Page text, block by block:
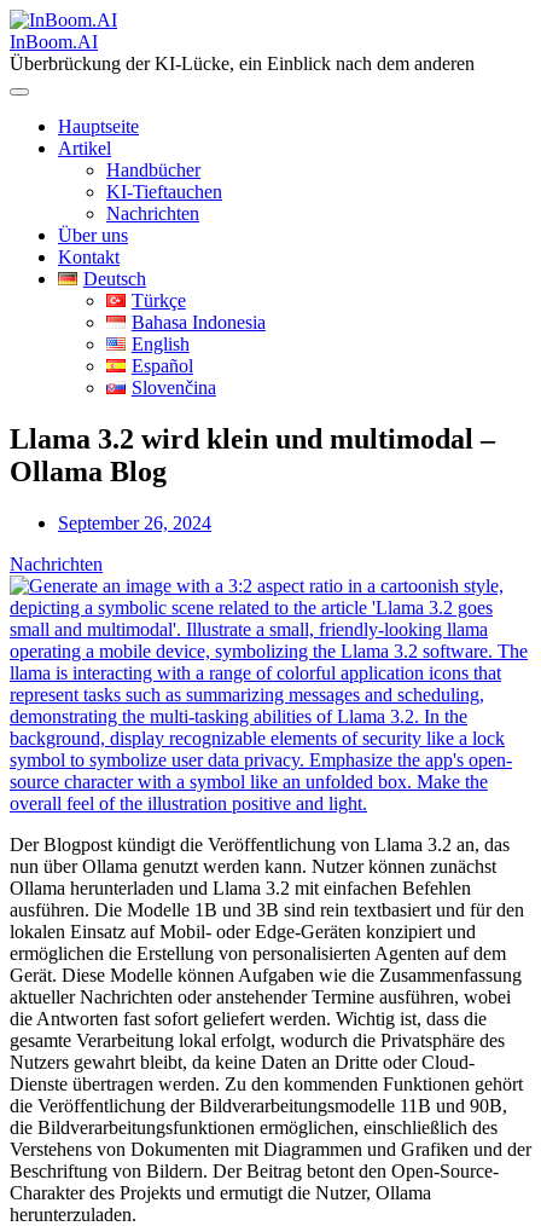
Skip
to
content
InBoom.AI
Überbrückung der KI-Lücke, ein Einblick nach dem anderen
Hauptseite
Artikel
Handbücher
KI-Tieftauchen
Nachrichten
Über uns
Kontakt
Deutsch
Türkçe
Bahasa Indonesia
English
Español
Slovenčina
Llama 3.2 wird klein und multimodal –
Ollama Blog
September 26, 2024
Nachrichten
Der Blogpost kündigt die Veröffentlichung von Llama 3.2 an, das
nun über Ollama genutzt werden kann. Nutzer können zunächst
Ollama herunterladen und Llama 3.2 mit einfachen Befehlen
ausführen. Die Modelle 1B und 3B sind rein textbasiert und für den
lokalen Einsatz auf Mobil- oder Edge-Geräten konzipiert und
ermöglichen die Erstellung von personalisierten Agenten auf dem
Gerät. Diese Modelle können Aufgaben wie die Zusammenfassung
aktueller Nachrichten oder anstehender Termine ausführen, wobei
die Antworten fast sofort geliefert werden. Wichtig ist, dass die
gesamte Verarbeitung lokal erfolgt, wodurch die Privatsphäre des
Nutzers gewahrt bleibt, da keine Daten an Dritte oder Cloud-
Dienste übertragen werden. Zu den kommenden Funktionen gehört
die Veröffentlichung der Bildverarbeitungsmodelle 11B und 90B,
die Bildverarbeitungsfunktionen ermöglichen, einschließlich des
Verstehens von Dokumenten mit Diagrammen und Grafiken und der
Beschriftung von Bildern. Der Beitrag betont den Open-Source-
Charakter des Projekts und ermutigt die Nutzer, Ollama
herunterzuladen.